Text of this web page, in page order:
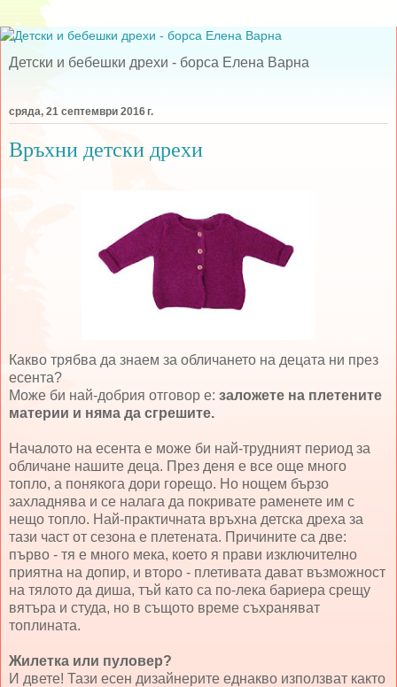
Детски и бебешки дрехи - борса Елена Варна
сряда, 21 септември 2016 г.
Връхни детски дрехи
Какво трябва да знаем за обличането на децата ни през
есента?
Може би най-добрия отговор е: заложете на плетените
материи и няма да сгрешите.
Началото на есента е може би най-трудният период за
обличане нашите деца. През деня е все още много
топло, а понякога дори горещо. Но нощем бързо
захладнява и се налага да покривате раменете им с
нещо топло. Най-практичната връхна детска дреха за
тази част от сезона е плетената. Причините са две:
първо - тя е много мека, което я прави изключително
приятна на допир, и второ - плетивата дават възможност
на тялото да диша, тъй като са по-лека бариера срещу
вятъра и студа, но в същото време съхраняват
топлината.
Жилетка или пуловер?
И двете! Тази есен дизайнерите еднакво използват както